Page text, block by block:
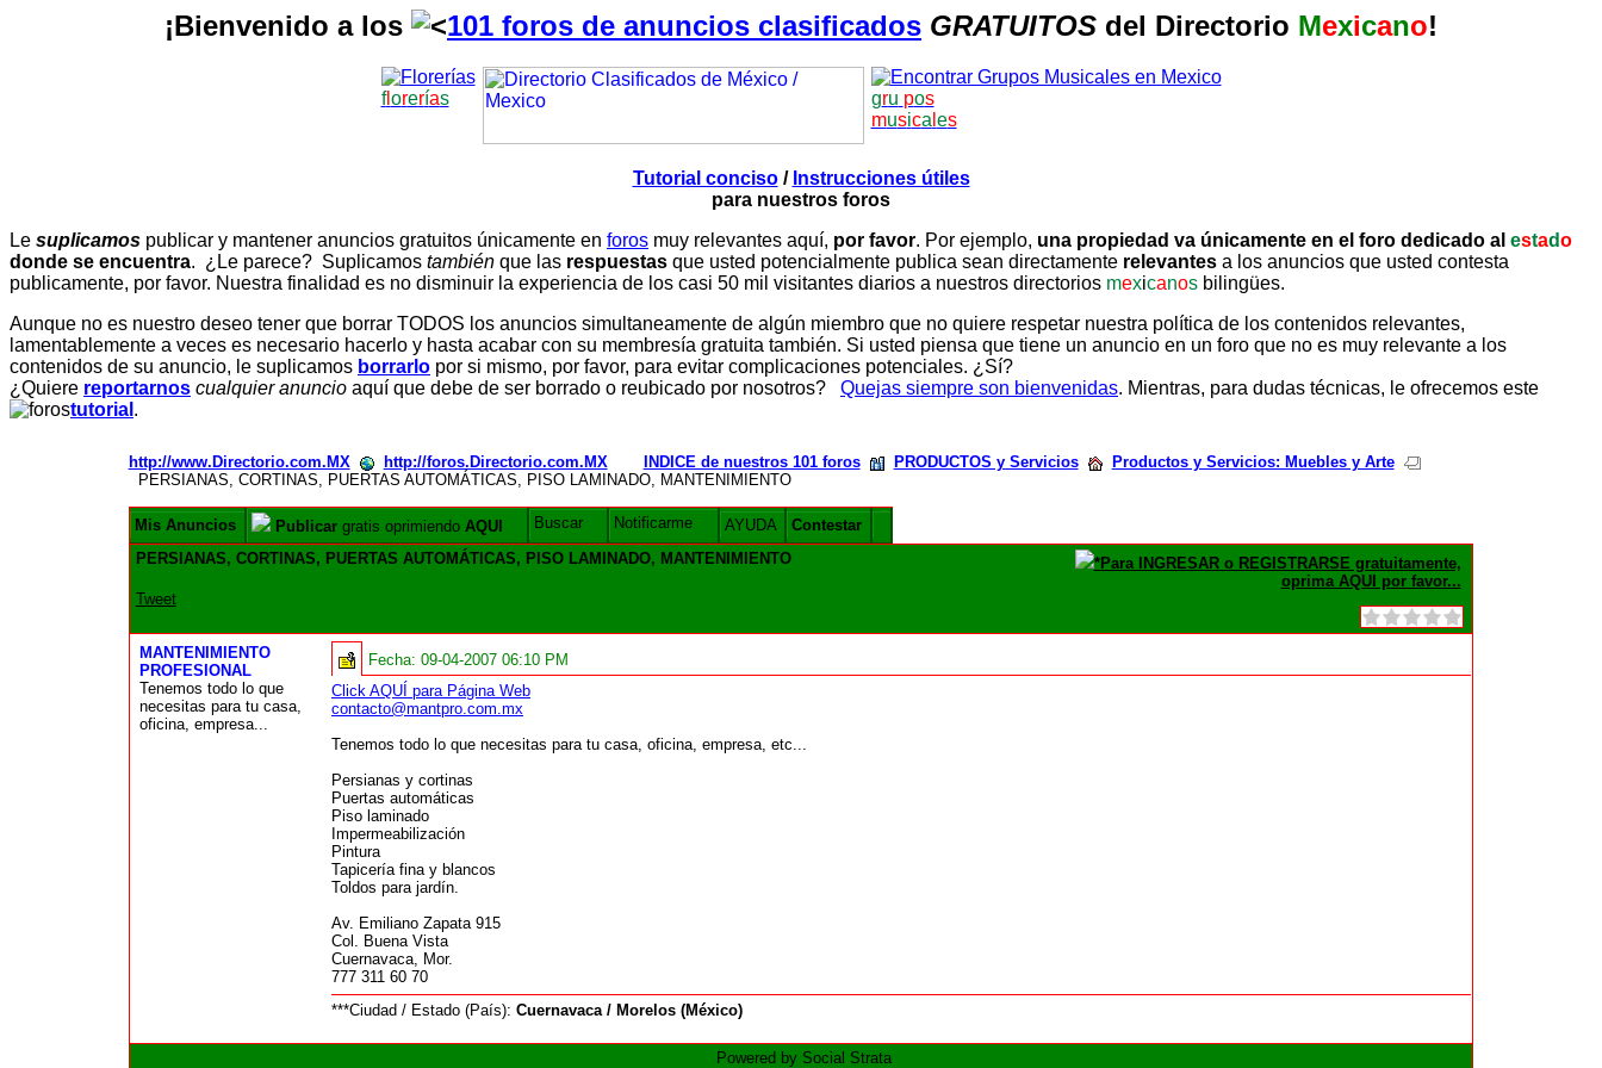
¡Bienvenido a los 101 foros de anuncios clasificados GRATUITOS del Directorio Mexicano!
florerías gru pos
musica es
Tutorial conciso/ Instrucciones útiles
para nuestros foros
Le suplicamos publicar y mantener anuncios gratuitos únicamente en foros muy relevantes aquí, por favor. Por ejemplo, una propiedad va únicamente en el foro dedicado al estado
donde se encuentra. ¿Le parece? Suplicamos también que las respuestas que usted potencialmente publica sean directamente relevantes a los anuncios que usted contesta
publicamente, por favor. Nuestra finalidad es no disminuir la experiencia de los casi 50 mil visitantes diarios a nuestros directorios mexicanos bilingües.
Aunque no es nuestro deseo tener que borrar TODOS los anuncios simultaneamente de algún miembro que no quiere respetar nuestra política de los contenidos relevantes,
lamentablemente a veces es necesario hacerlo y hasta acabar con su membresía gratuita también. Si usted piensa que tiene un anuncio en un foro que no es muy relevante a los
contenidos de su anuncio, le suplicamos borrarlo por si mismo, por favor, para evitar complicaciones potenciales. ¿Sí?
¿Quiere reportarnos cualquier anuncio aquí que debe de ser borrado o reubicado por nosotros? Quejas siempre son bienvenidas. Mientras, para dudas técnicas, le ofrecemos este
tutorial .
http://www.Directorio.com.MX http://foros.Directorio.com.MX INDICE de nuestros 101 foros PRODUCTOS y Servicios
Productos y Servicios: Muebles y Arte
PERSIANAS, CORTINAS, PUERTAS AUTOMÁTICAS, PISO LAMINADO, MANTENIMIENTO
Mis Anuncios Publicargratis oprimiendo AQUI Buscar Notificarme AYUDA
Contestar
PERSIANAS, CORTINAS, PUERTAS AUTOMÁTICAS, PISO LAMINADO, MANTENIMIENTO
Tweet
*Para INGRESAR o REGISTRARSE gratuitamente,
oprima AQUI por favor...
MANTENIMIENTO
PROFESIONAL
Tenemos todo lo que
necesitas para tu casa,
oficina, empresa...
Fecha: 09-04-2007 06:10 PM
Click AQUÍ para Página Web
contacto@mantpro.com.mx
Tenemos todo lo que necesitas para tu casa, oficina, empresa, etc...
Persianas y cortinas
Puertas automáticas
Piso laminado
Impermeabilización
Pintura
Tapicería fina y blancos
Toldos para jardín.
Av. Emiliano Zapata 915
Col. Buena Vista
Cuernavaca, Mor.
777 311 60 70
***Ciudad / Estado (País): Cuernavaca / Morelos (México)
Powered by Social Strata